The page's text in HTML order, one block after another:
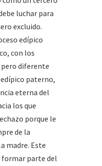
luchar para
excluido.
edípico
con los
diferente
paterno,
eterna del
los que
porque le
de la
madre. Este
parte del